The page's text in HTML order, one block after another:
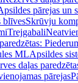
pārejas un
blīvesSkrūvju
Trejgabali
MLApsildes
daļas
pārejas